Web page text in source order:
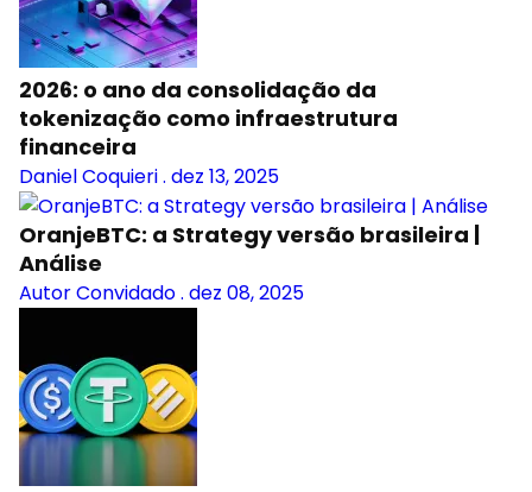
2026: o ano da consolidação da
tokenização como infraestrutura
financeira
Daniel Coquieri. dez 13, 2025
OranjeBTC: a Strategy versão brasileira |
Análise
Autor Convidado. dez 08, 2025